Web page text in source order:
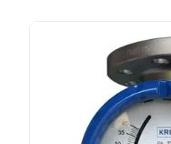
avec un positionneur
d'étranglement pour
caressage.Le